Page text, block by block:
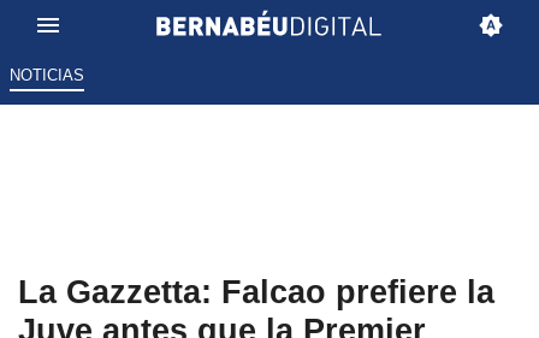
NOTICIAS
La Gazzetta: Falcao prefiere la